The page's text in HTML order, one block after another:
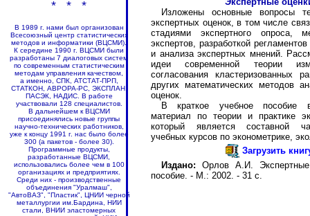
* * *
В 1989 г. нами был организован
Всесоюзный центр статистических
методов и информатики (ВЦСМИ).
К середине 1990 г. ВЦСМИ были
разработаны 7 диалоговых систем
по современным статистическим
методам управления качеством,
а именно, СПК, АТСТАТ-ПРП,
СТАТКОН, АВРОРА-РС, ЭКСПЛАН,
ПАСЭК, НАДИС. В работе
участвовали 128 специалистов.
В дальнейшем к ВЦСМИ
присоединялись новые группы
научно-технических работников,
уже к концу 1991 г. нас было более
300 (а пакетов - более 30).
Программные продукты,
разработанные ВЦСМИ,
использовались более чем в 100
организациях и предприятиях.
Среди них - производственные
объединения "Уралмаш",
"АвтоВАЗ", "Пластик", ЦНИИ черной
металлургии им.Бардина, НИИ
стали, ВНИИ эластомерных
Изложены основные вопросы
экспертных оценок, в том числе
стадиями экспертного опроса,
экспертов, разработкой
и анализа экспертных мнений.
идеи современной теории
согласования кластеризованных
других математических методов
оценок.
В краткое учебное пособие
материал по теории и практике
который является составной
учебных курсов по эконометрике,
Загрузить
Издано: Орлов А.И.
пособие. - М.: 2002. - 31 с.